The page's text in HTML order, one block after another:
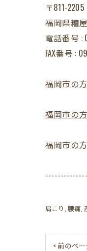
〒811-2205
福岡県糟
電話番号 :
FAX番号 :
福岡市の
福岡市の
福岡市の
肩こり 腰痛
< 前のペ